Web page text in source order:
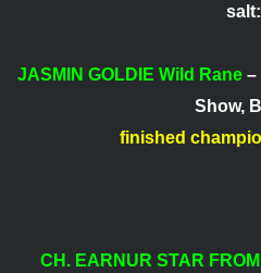
salt:
JASMIN GOLDIE Wild Rane –
Show,
finished
CH. EARNUR STAR